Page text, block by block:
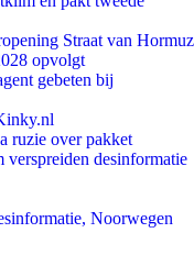
Straat van Hormuz
opvolgt
gebeten bij
ruzie over pakket
desinformatie
Noorwegen